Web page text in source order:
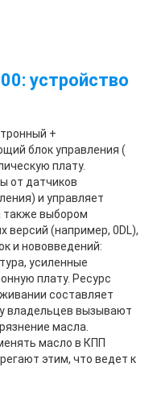
устройство
+
блок управления (
плату.
от датчиков
и управляет
также выбором
версий (например, 0DL),
и нововведений:
усиленные
плату. Ресурс
составляет
владельцев вызывают
масла.
масло в КПП
этим, что ведет к